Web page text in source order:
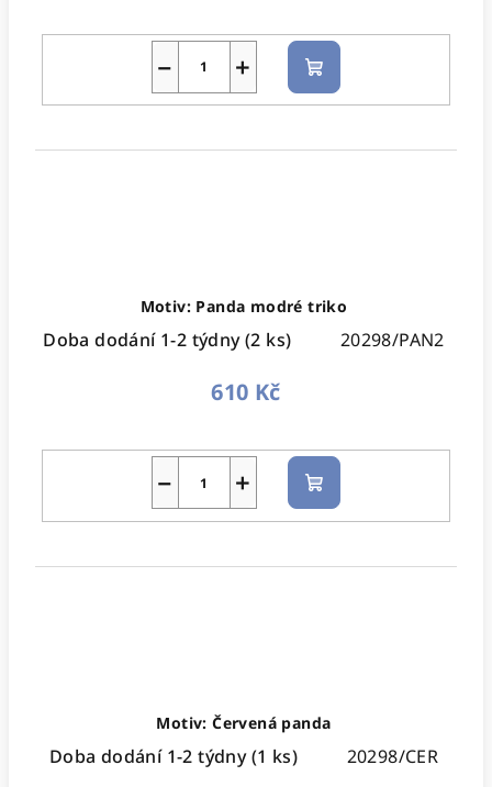
+
− Do
košíku
Motiv: Panda modré triko
Doba dodání 1-2 týdny(2 ks) 20298/PAN2
610 Kč
+
− Do
košíku
Motiv: Červená panda
Doba dodání 1-2 týdny(1 ks) 20298/CER